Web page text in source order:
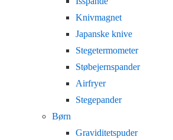
Knivmagnet
Japanske knive
Stegetermometer
Støbejernspander
Airfryer
Stegepander
Børn
Graviditetspuder